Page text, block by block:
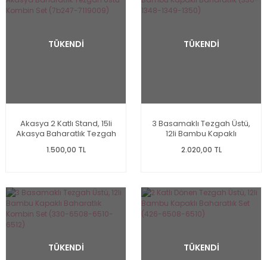
TÜKENDİ
Akasya 2 Katlı Stand, 15li
Akasya Baharatlık Tezgah
7119009)
1.500,00 TL
TÜKENDİ
3 Basamaklı Tezgah Üstü,
12li Bambu Kapaklı
1350)
2.020,00 TL
TÜKENDİ TÜKENDİ